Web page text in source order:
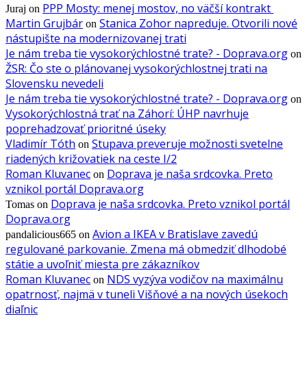
Juraj on PPP Mosty: menej mostov, no väčší kontrakt
Martin Grujbár on Stanica Zohor napreduje. Otvorili nové
nástupište na modernizovanej trati
Je nám treba tie vysokorýchlostné trate? - Doprava.org on
ŽSR: Čo ste o plánovanej vysokorýchlostnej trati na
Slovensku nevedeli
Je nám treba tie vysokorýchlostné trate? - Doprava.org on
Vysokorýchlostná trať na Záhorí: ÚHP navrhuje
poprehadzovať prioritné úseky
Vladimír Tóth on Stupava preveruje možnosti svetelne
riadených križovatiek na ceste I/2
Roman Kluvanec on Doprava je naša srdcovka. Preto
vznikol portál Doprava.org
Tomas on Doprava je naša srdcovka. Preto vznikol portál
Doprava.org
pandalicious665 on Avion a IKEA v Bratislave zavedú
regulované parkovanie. Zmena má obmedziť dlhodobé
státie a uvoľniť miesta pre zákazníkov
Roman Kluvanec on NDS vyzýva vodičov na maximálnu
opatrnosť, najmä v tuneli Višňové a na nových úsekoch
diaľnic